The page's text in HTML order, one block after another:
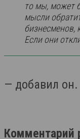
то мы, может
мысли
бизнесменов,
Если они
— добавил он.
Комментарий